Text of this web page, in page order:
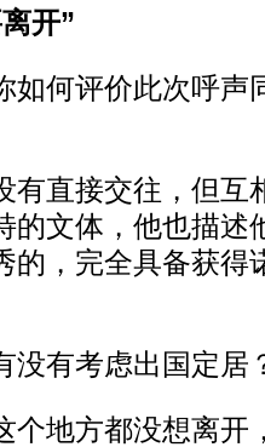
开”
何评价此次呼声
直接交往，但互
的文体，他也描述
的，完全具备获得
有考虑出国定居
地方都没想离开